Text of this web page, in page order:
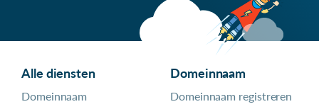
Alle diensten
Domeinnaam
Domeinnaam
Domeinnaam registreren